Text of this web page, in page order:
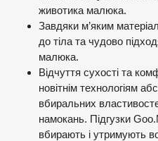
животика малюка.
Завдяки м’яким
до тіла та чудово
малюка.
Відчуття сухості та
новітнім технологіям
вбиральних
намокань. Підгузки
вбирають і утримують